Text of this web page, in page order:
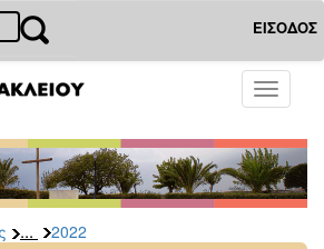
ΕΙΣΟΔΟΣ
Toggle
... 2022